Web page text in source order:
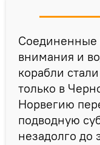
Соединенные
внимания и
корабли
только в
Норвегию
подводную
незадолго до